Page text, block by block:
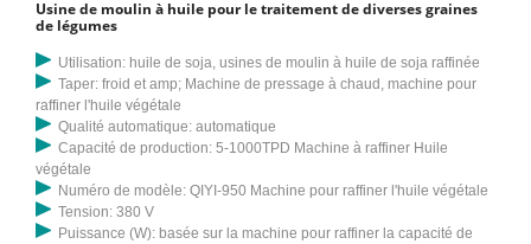
Usine de moulin à huile pour le traitement de diverses graines
de légumes
Utilisation: huile de soja, usines de moulin à huile de soja raffinée
Taper: froid et amp; Machine de pressage à chaud, machine pour
raffiner l'huile végétale
Qualité automatique: automatique
Capacité de production: 5-1000TPD Machine à raffiner Huile
végétale
Numéro de modèle: QIYI-950 Machine pour raffiner l'huile végétale
Tension: 380 V
Puissance (W): basée sur la machine pour raffiner la capacité de